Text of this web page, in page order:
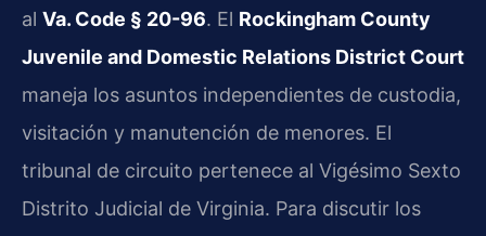
al Va. Code § 20-96. El Rockingham County
Juvenile and Domestic Relations District Court
maneja los asuntos independientes de custodia,
visitación y manutención de menores. El
tribunal de circuito pertenece al Vigésimo Sexto
Distrito Judicial de Virginia. Para discutir los